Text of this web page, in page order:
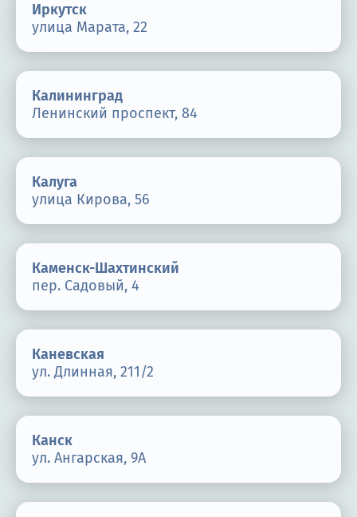
Иркутск
улица Марата, 22
Калининград
Ленинский проспект, 84
Калуга
улица Кирова, 56
Каменск-Шахтинский
пер. Садовый, 4
Каневская
ул. Длинная, 211/2
Канск
ул. Ангарская, 9А